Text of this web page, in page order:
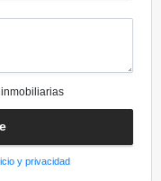
y privacidad